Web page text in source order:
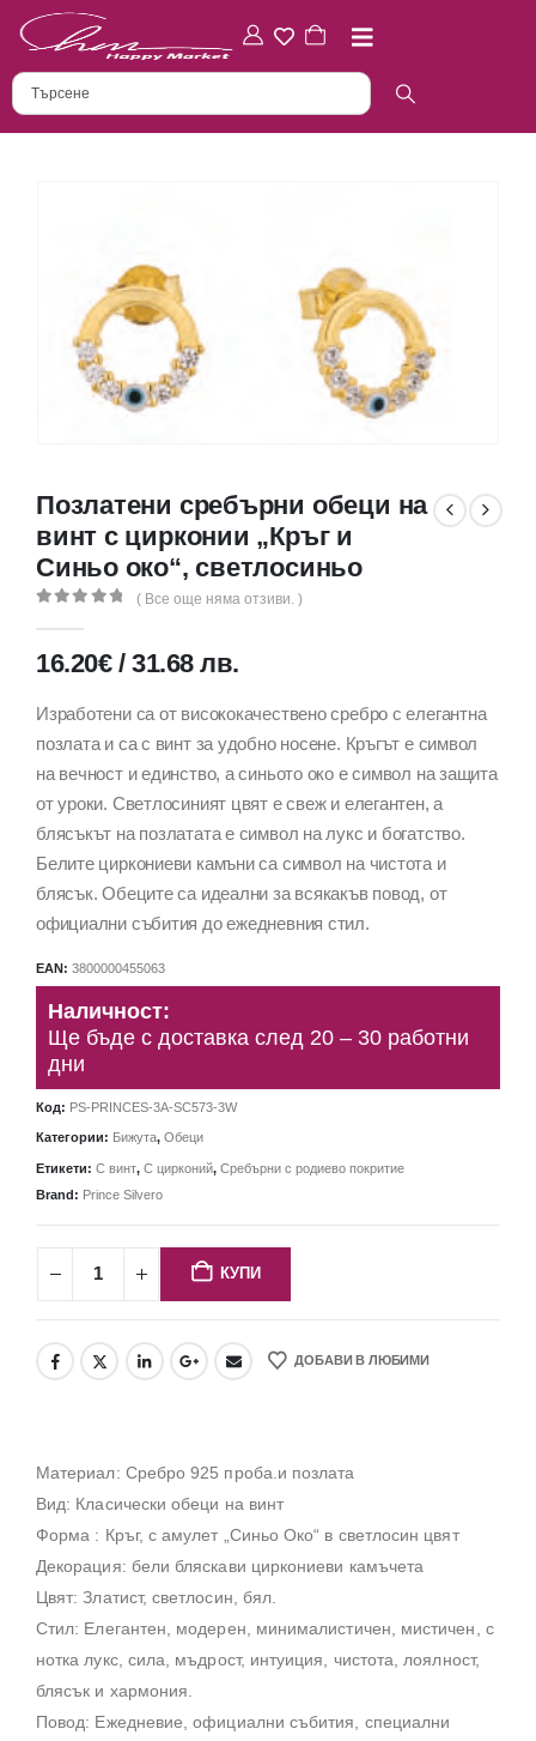
Позлатени сребърни обеци на
винт с цирконии „Кръг и
Синьо око“, светлосиньо
( Все още няма отзиви. )
16.20€ /31.68лв.
Изработени са от висококачествено сребро с елегантна
позлата и са с винт за удобно носене. Кръгът е символ
на вечност и единство, а синьото око е символ на защита
от уроки. Светлосиният цвят е свеж и елегантен, а
блясъкът на позлатата е символ на лукс и богатство.
Белите циркониеви камъни са символ на чистота и
блясък. Обеците са идеални за всякакъв повод, от
официални събития до ежедневния стил.
EAN: 3800000455063
Наличност:
Ще бъде с доставка след 20 – 30 работни
дни
Код: PS-PRINCES-3A-SC573-3W
Категории: Бижута, Обеци
Етикети: С винт, С цирконий, Сребърни с родиево покритие
Brand: Prince Silvero
КУПИ
ДОБАВИ В ЛЮБИМИ
Материал: Сребро 925 проба.и позлата
Вид: Класически обеци на винт
Форма : Кръг, с амулет „Синьо Око“ в светлосин цвят
Декорация: бели бляскави циркониеви камъчета
Цвят: Златист, светлосин, бял.
Стил: Елегантен, модерен, минималистичен, мистичен, с
нотка лукс, сила, мъдрост, интуиция, чистота, лоялност,
блясък и хармония.
Повод: Ежедневие, официални събития, специални